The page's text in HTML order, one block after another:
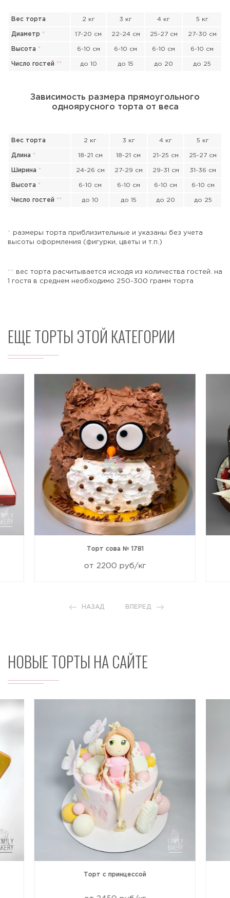
Вес торта 2 кг 3 кг 4 кг 5 кг
Диаметр * 17-20 см 22-24 см 25-27 см 27-30 см
Высота * 6-10 см 6-10 см 6-10 см 6-10 см
Число гостей ** до 10 до 15 до 20 до 25
Зависимость размера прямоугольного
одноярусного торта от веса
Вес торта 2 кг 3 кг 4 кг 5 кг
Длина * 18-21 см 18-21 см 21-25 см 25-27 см
Ширина * 24-26 см 27-29 см 29-31 см 31-36 см
Высота * 6-10 см 6-10 см 6-10 см 6-10 см
Число гостей ** до 10 до 15 до 20 до 25
*
размеры торта приблизительные и указаны без учета
высоты оформления (фигурки, цветы и т.п.)
* *
вес торта расчитывается исходя из количества гостей. на
1 гостя в среднем необходимо 250-300 грамм торта
ЕЩЕ ТОРТЫ ЭТОЙ КАТЕГОРИИ
Торт сова № 1781
от 2200 руб/кг
НАЗАД ВПЕРЕД
НОВЫЕ ТОРТЫ НА САЙТЕ
Торт с принцессой
Прикрепить файл или фото
Отправить